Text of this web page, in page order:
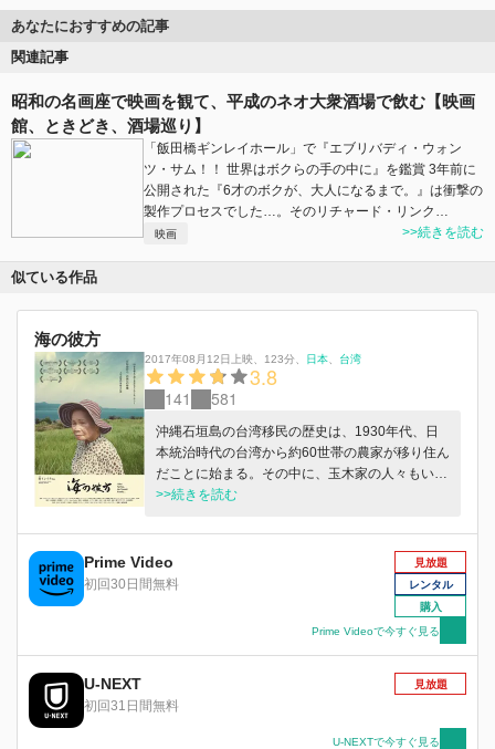
あなたにおすすめの記事
関連記事
昭和の名画座で映画を観て、平成のネオ大衆酒場で飲む【映画
館、ときどき、酒場巡り】
「飯田橋ギンレイホール」で『エブリバディ・ウォン
ツ・サム！！ 世界はボクらの手の中に』を鑑賞 3年前に
公開された『6才のボクが、大人になるまで。』は衝撃の
製作プロセスでした…。そのリチャード・リンク…
映画 >>続きを読む
似ている作品
海の彼方
2017年08月12日上映 123分 日本 台湾
3.8
141 581
沖縄石垣島の台湾移民の歴史は、1930年代、日
本統治時代の台湾から約60世帯の農家が移り住ん
だことに始まる。その中に、玉木家の人々もい
た。2015年春、88歳になる玉代おばあは、娘や
向かう。長年の想いを経て辿り着くが、70年の歳
月がもたらした時代の変化は予想以上に大き
く…。ある台湾移民一家の3世代にわたる人生に
光を当てることで、複雑な経緯を歩んできた東ア
ジアの歴史を越え、記憶の軌跡と共に人生最後の
>>続きを読む
Prime Video
初回30日間無料
見放題
レンタル
購入
Prime Videoで今すぐ見る
U-NEXT
初回31日間無料
見放題
U-NEXTで今すぐ見る